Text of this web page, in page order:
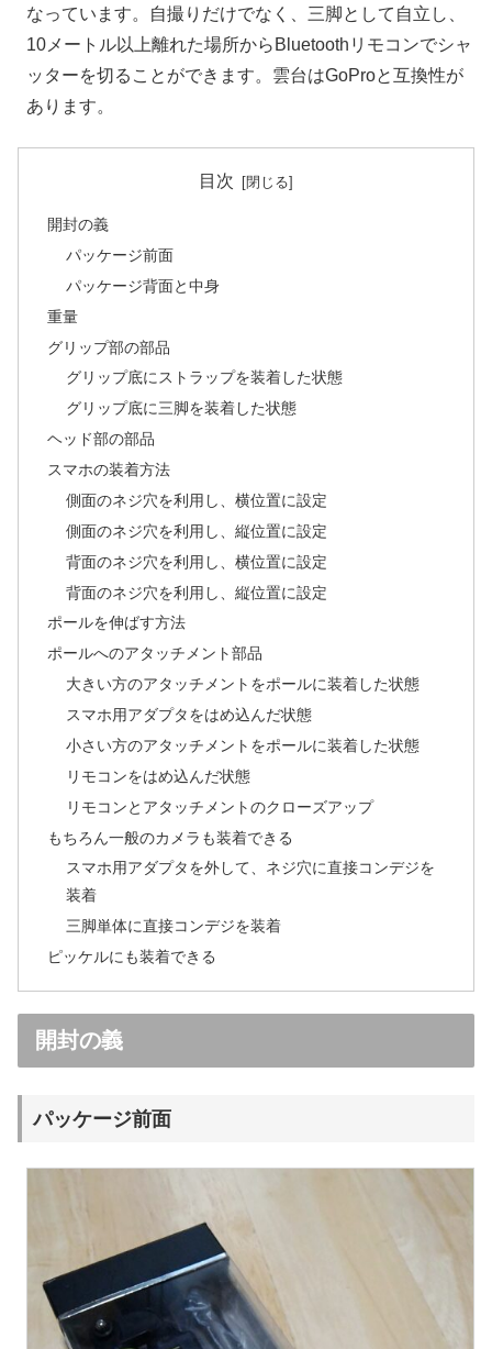
なっています。自撮りだけでなく、三脚として自立し、
10メートル以上離れた場所からBluetoothリモコンでシャ
ッターを切ることができます。雲台はGoProと互換性が
あります。
目次
開封の義
パッケージ前面
パッケージ背面と中身
重量
グリップ部の部品
グリップ底にストラップを装着した状態
グリップ底に三脚を装着した状態
ヘッド部の部品
スマホの装着方法
側面のネジ穴を利用し、横位置に設定
側面のネジ穴を利用し、縦位置に設定
背面のネジ穴を利用し、横位置に設定
背面のネジ穴を利用し、縦位置に設定
ポールを伸ばす方法
ポールへのアタッチメント部品
大きい方のアタッチメントをポールに装着した状態
スマホ用アダプタをはめ込んだ状態
小さい方のアタッチメントをポールに装着した状態
リモコンをはめ込んだ状態
リモコンとアタッチメントのクローズアップ
もちろん一般のカメラも装着できる
スマホ用アダプタを外して、ネジ穴に直接コンデジを
装着
三脚単体に直接コンデジを装着
ピッケルにも装着できる
開封の義
パッケージ前面